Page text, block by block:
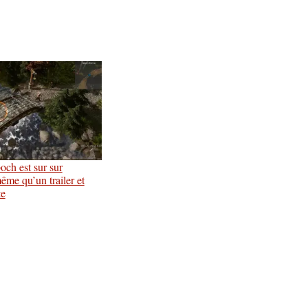
est sur sur
qu’un trailer et